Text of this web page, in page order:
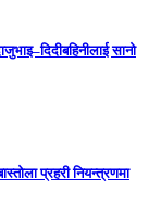
सानो
प्रहरी नियन्त्रणमा